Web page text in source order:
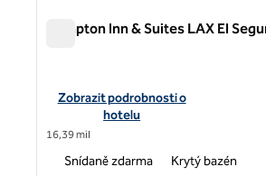
Hampton Inn & Suites LAX El
Zobrazit podrobnosti o hotelu
Zobrazit podrobnosti o
hotelu
16,39 mil
Snídaně zdarma Krytý bazén